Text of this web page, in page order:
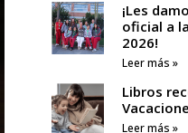
¡Les
oficial a
2026!
Leer más »
Libros
Leer más »